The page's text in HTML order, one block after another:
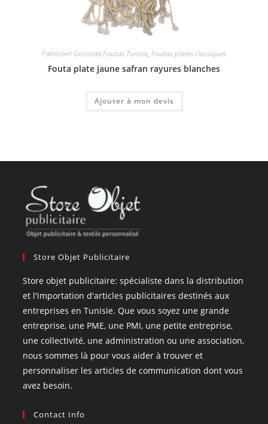
Fabricant Grossiste Foutas Tunisie, Foutas plates classiques
Fouta plate jaune safran rayures blanches
Ajouter à mon devis
Store Objet Publicitaire
Store objet publicitaire: spécialiste dans la distribution
et l'importation d'articles publicitaires destinés aux
entreprises en Tunisie. Que vous soyez une grande
entreprise, une PME, une PMI, une petite entreprise,
une collectivité, une administration ou une association,
nous sommes là pour vous aider à trouver et
personnaliser les articles de communication dont vous
avez besoin.
Contact Info